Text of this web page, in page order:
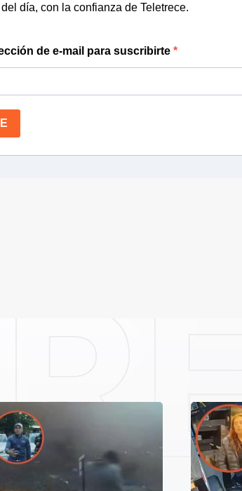
día, con la confianza de Teletrece.
de e-mail para suscribirte